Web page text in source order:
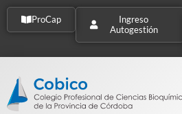
ProCap
Ingreso
Autogestión